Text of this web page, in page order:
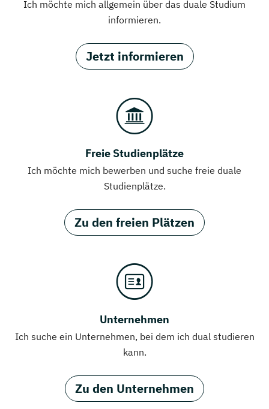
Ich möchte mich allgemein über das duale Studium
informieren.
Jetzt informieren
Freie Studienplätze
Ich möchte mich bewerben und suche freie duale
Studienplätze.
Zu den freien Plätzen
Unternehmen
Ich suche ein Unternehmen, bei dem ich dual studieren
kann.
Zu den Unternehmen